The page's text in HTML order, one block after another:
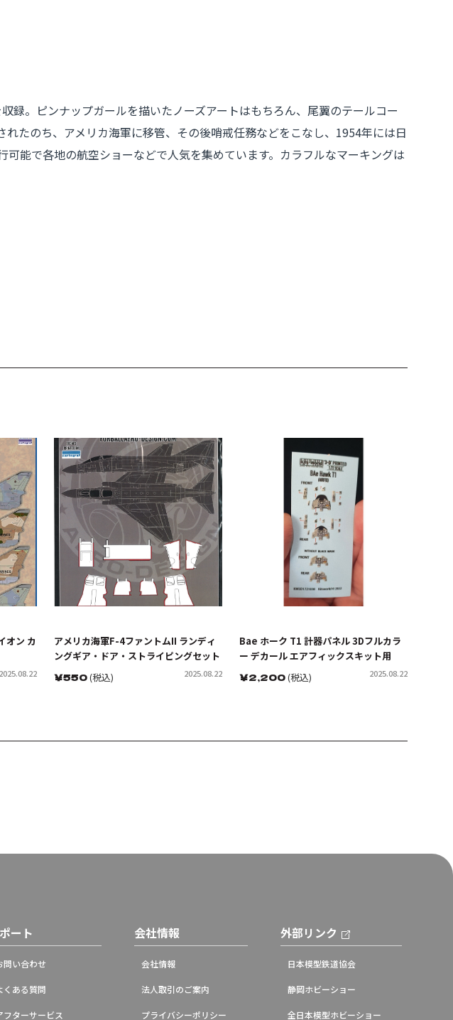
録。ピンナップガールを描いたノーズアートはもちろん、尾翼のテールコー
たのち、アメリカ海軍に移管、その後哨戒任務などをこなし、1954年には日
能で各地の航空ショーなどで人気を集めています。カラフルなマーキングは
オン カ
2025.08.22
アメリカ海軍F-4ファントムII ランディ
ングギア・ドア・ストライピングセット
￥550(税込) 2025.08.22
Bae ホーク T1 計器パネル 3Dフルカラ
ー デカール エアフィックスキット用
￥2,200(税込) 2025.08.22
ート
問い合わせ
くある質問
フターサービス
会社情報
会社情報
法人取引のご案内
プライバシーポリシー
外部リンク
日本模型鉄道協会
静岡ホビーショー
全日本模型ホビーショー